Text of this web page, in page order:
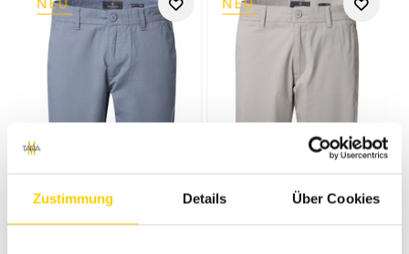
Zustimmung Details Über Cookies
CASAMODA